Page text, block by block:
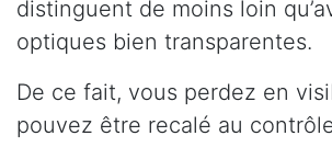
distinguent de moins loin
optiques bien transparentes.
De ce fait, vous perdez en
pouvez être recalé au